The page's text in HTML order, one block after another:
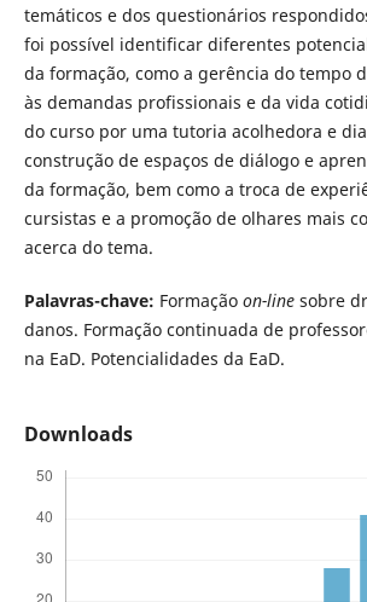
temáticos e dos questionários
foi possível identificar diferentes
da formação, como a gerência do tempo
às demandas profissionais e da vida
do curso por uma tutoria acolhedora e
construção de espaços de diálogo e
da formação, bem como a troca de
cursistas e a promoção de olhares mais
acerca do tema.
Palavras-chave: Formação on-linesobre
danos. Formação continuada de
na EaD. Potencialidades da EaD.
Downloads